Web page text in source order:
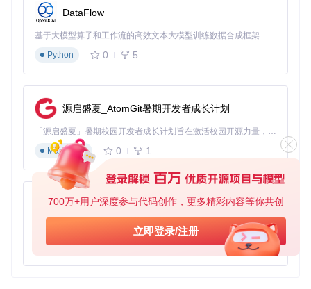
700万+用户深度参与代码创作，更多精彩内容等你共创
立即登录/注册
DataFlow
基于大模型算子和工作流的高效文本大模型训练数据合成框架
Python
0 5
源启盛夏_AtomGit暑期开发者成长计划
「源启盛夏」暑期校园开发者成长计划旨在激活校园开源力量，通过积分激励、认证扶持、资源倾斜等形式，引导高校组织和开发者完成「入驻 — 建项目 — 做贡献 — 获认证 — 得资源」的完整闭环。无论你是想带领社团入驻平台的组织者，还是希望用代码贡献证明自己的开发者，都能在这里找到属于你的成长路径。
Markdown
0 1
py-xiaozhi
基于Python的Xiaozhi AI，适用于想要完整Xiaozhi体验而无需拥有专用硬件的用户。
Python
0 1